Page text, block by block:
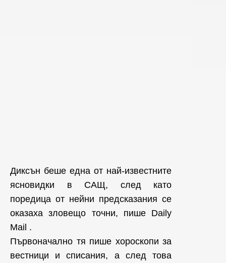
Диксън беше една от най-известните
ясновидки в САЩ, след като
поредица от нейни предсказания се
оказаха зловещо точни, пише Daily
Mail .
Първоначално тя пише хороскопи за
вестници и списания, а след това